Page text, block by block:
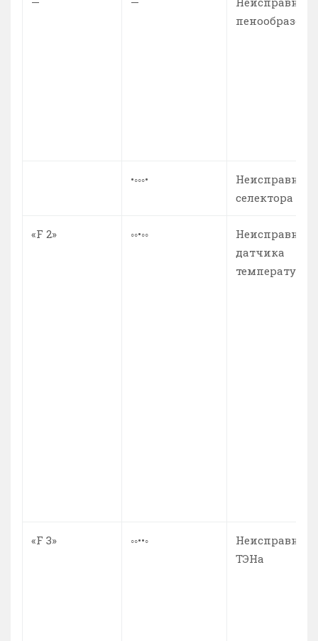
•◦◦◦•
селектора
«F 2» ◦◦•◦◦
датчика
температуры
«F 3» ◦◦••◦
ТЭНа